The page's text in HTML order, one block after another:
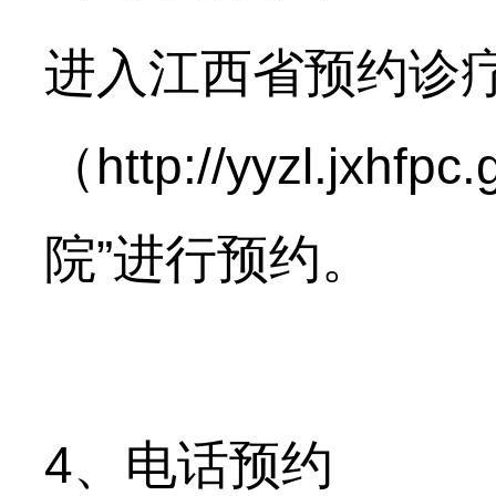
进入江西省预约诊
（http://
院”进行预约。
4、电话预约